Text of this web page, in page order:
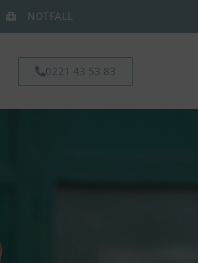
NOTFALL
0221 43 53 83